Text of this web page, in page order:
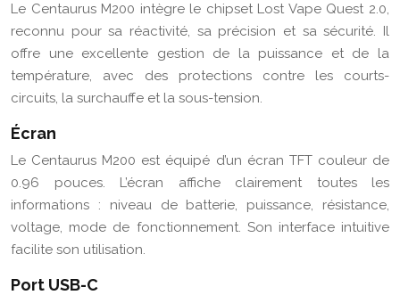
Le Centaurus M200 intègre le chipset Lost Vape Quest 2.0,
reconnu pour sa réactivité, sa précision et sa sécurité. Il
offre une excellente gestion de la puissance et de la
température, avec des protections contre les courts-
circuits, la surchauffe et la sous-tension.
Écran
Le Centaurus M200 est équipé d’un écran TFT couleur de
0.96 pouces. L’écran affiche clairement toutes les
informations : niveau de batterie, puissance, résistance,
voltage, mode de fonctionnement. Son interface intuitive
facilite son utilisation.
Port USB-C